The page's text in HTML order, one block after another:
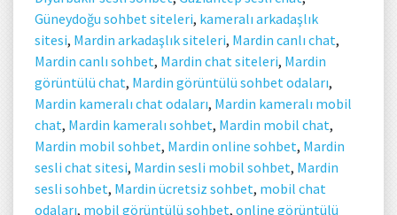
Güneydoğu sohbet siteleri, kameralı arkadaşlık
sitesi, Mardin arkadaşlık siteleri, Mardin canlı chat,
Mardin canlı sohbet, Mardin chat siteleri, Mardin
görüntülü chat, Mardin görüntülü sohbet odaları,
Mardin kameralı chat odaları, Mardin kameralı mobil
chat, Mardin kameralı sohbet, Mardin mobil chat,
Mardin mobil sohbet, Mardin online sohbet, Mardin
sesli chat sitesi, Mardin sesli mobil sohbet, Mardin
sesli sohbet, Mardin ücretsiz sohbet, mobil chat
odaları, mobil görüntülü sohbet, online görüntülü